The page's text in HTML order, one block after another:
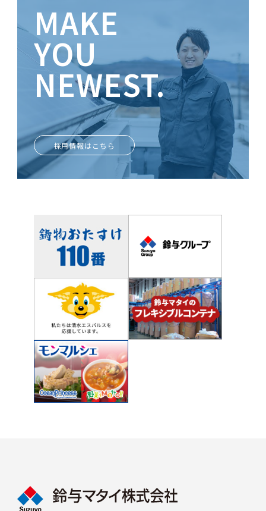
MAKE
YOU
NEWEST.
ときめきがあなたを輝かせる
採用情報はこちら